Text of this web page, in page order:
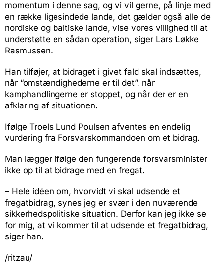
momentum i denne sag, og vi vil gerne, på linje med
en række ligesindede lande, det gælder også alle de
nordiske og baltiske lande, vise vores villighed til at
understøtte en sådan operation, siger Lars Løkke
Rasmussen.
Han tilføjer, at bidraget i givet fald skal indsættes,
når “omstændighederne er til det”, når
kamphandlingerne er stoppet, og når der er en
afklaring af situationen.
Ifølge Troels Lund Poulsen afventes en endelig
vurdering fra Forsvarskommandoen om et bidrag.
Man lægger ifølge den fungerende forsvarsminister
ikke op til at bidrage med en fregat.
– Hele idéen om, hvorvidt vi skal udsende et
fregatbidrag, synes jeg er svær i den nuværende
sikkerhedspolitiske situation. Derfor kan jeg ikke se
for mig, at vi kommer til at udsende et fregatbidrag,
siger han.
/ritzau/